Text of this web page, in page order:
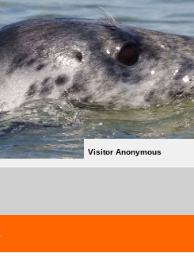
Visitor Anonymous